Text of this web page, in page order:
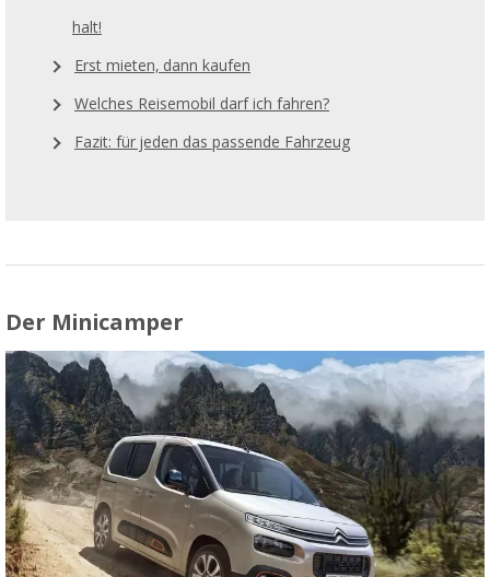
halt!
Erst mieten, dann kaufen
Welches Reisemobil darf ich fahren?
Fazit: für jeden das passende Fahrzeug
Der Minicamper